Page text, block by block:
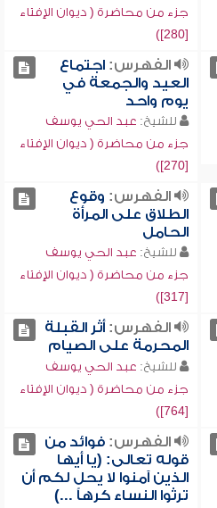
جزء من محاضرة ( ديوان الإفتاء
[280])
الفهرس:اجتماع
العيد والجمعة في
يوم واحد
للشيخ: عبد الحي يوسف
جزء من محاضرة ( ديوان الإفتاء
[270])
الفهرس: وقوع
الطلاق على المرأة
الحامل
للشيخ: عبد الحي يوسف
جزء من محاضرة ( ديوان الإفتاء
[317])
الفهرس:أثر القبلة
المحرمة على الصيام
للشيخ: عبد الحي يوسف
جزء من محاضرة ( ديوان الإفتاء
[764])
الفهرس:فوائد من
قوله تعالى: (يا أيها
الذين آمنوا لا يحل لكم أن
ترثوا النساء كرهاً ...)